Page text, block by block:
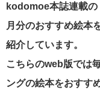
kodomoe本誌連載
月分のおすすめ絵本
紹介しています。
こちらのweb版では
ングの絵本をおすす